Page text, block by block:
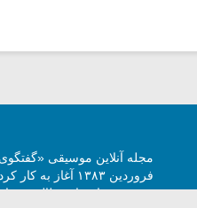
فروردین ۱۳۸۳
هر روز به انتشار مطالبی